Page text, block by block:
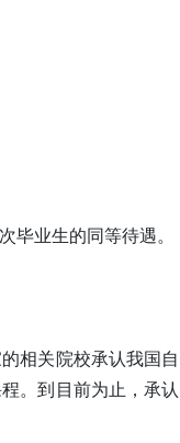
毕业生的同等待遇。
相关院校承认我国自
。到目前为止，承认